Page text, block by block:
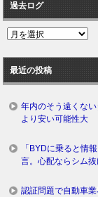
過去ログ
過
ロ
グ
最近の投稿
年内のそう遠くな
より安い可能性大
「BYDに乗ると情
言。心配ならシム
認証問題で自動車